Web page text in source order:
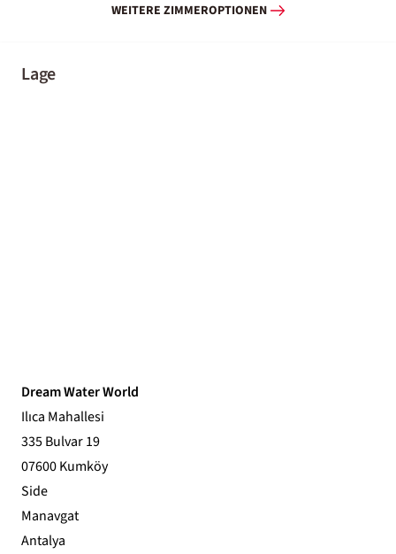
WEITERE ZIMMEROPTIONEN
Lage
Dream Water World
Ilıca Mahallesi
335 Bulvar 19
07600 Kumköy
Side
Manavgat
Antalya